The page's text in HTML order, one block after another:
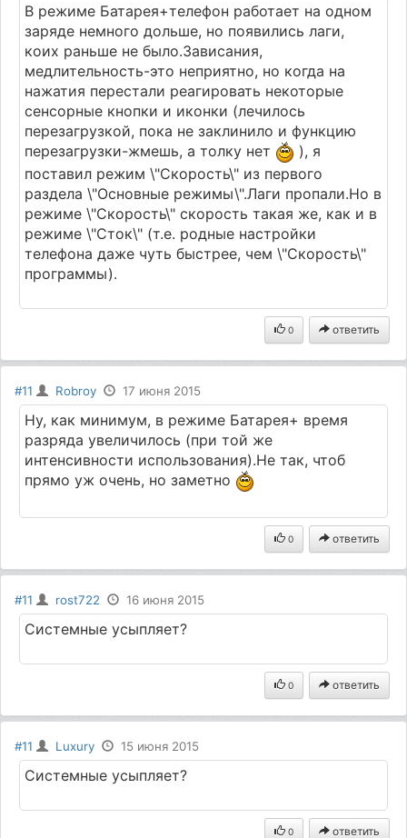
В режиме Батарея+телефон работает на одном
заряде немного дольше, но появились лаги,
коих раньше не было.Зависания,
медлительность-это неприятно, но когда на
нажатия перестали реагировать некоторые
сенсорные кнопки и иконки (лечилось
перезагрузкой, пока не заклинило и функцию
перезагрузки-жмешь, а толку нет
), я
поставил режим \"Скорость\" из первого
раздела \"Основные режимы\".Лаги пропали.Но в
режиме \"Скорость\" скорость такая же, как и в
режиме \"Сток\" (т.е. родные настройки
телефона даже чуть быстрее, чем \"Скорость\"
программы).
0 ответить
#11 Robroy 17 июня 2015
Ну, как минимум, в режиме Батарея+ время
разряда увеличилось (при той же
интенсивности использования).Не так, чтоб
прямо уж очень, но заметно
0 ответить
#11 rost722 16 июня 2015
Системные усыпляет?
0 ответить
#11 Luxury 15 июня 2015
Системные усыпляет?
0 ответить